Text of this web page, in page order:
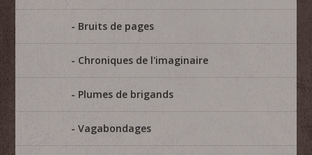
Bruits de pages
Chroniques de l'imaginaire
Plumes de brigands
Vagabondages